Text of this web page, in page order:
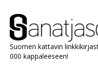
sisältöön
Suomen kattavin
000 kappaleeseen!